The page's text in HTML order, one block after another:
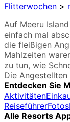
Flitterwochen >
Auf Meeru
einfach mal
die fleißigen
Mahlzeiten
zu tun, wie
Die Angestellten
Entdecken Sie
Aktivitäten
ReiseführerFotos
Alle Resorts